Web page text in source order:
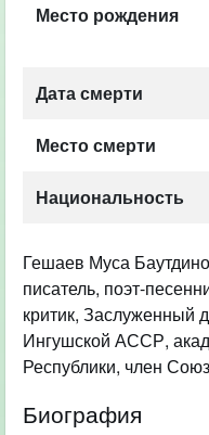
Место рождения
Дата смерти
Место смерти
Национальность
Гешаев Муса
писатель, поэт-
критик, Заслуженный
Ингушской АССР,
Республики, член
Биография